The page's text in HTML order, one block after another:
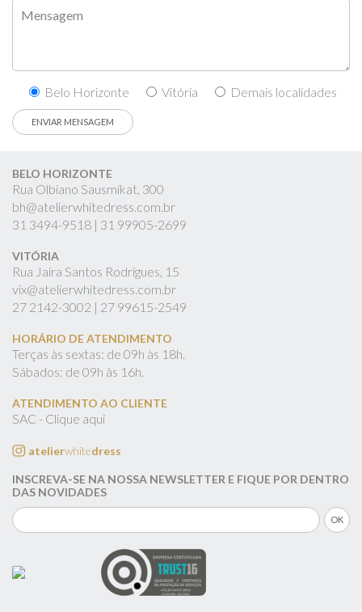
Belo Horizonte Vitória Demais localidades
BELO HORIZONTE
Rua Olbiano Sausmikat, 300
bh@atelierwhitedress.com.br
31 3494-9518 | 31 99905-2699
VITÓRIA
Rua Jaíra Santos Rodrigues, 15
vix@atelierwhitedress.com.br
27 2142-3002 | 27 99615-2549
HORÁRIO DE ATENDIMENTO
Terças às sextas: de 09h às 18h.
Sábados: de 09h às 16h.
ATENDIMENTO AO CLIENTE
SAC - Clique aqui
atelierwhitedress
INSCREVA-SE NA NOSSA NEWSLETTER E FIQUE POR DENTRO
DAS NOVIDADES